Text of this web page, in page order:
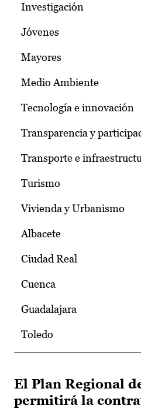
Investigación
Jóvenes
Mayores
Medio Ambiente
Tecnología e innovación
Transparencia y
Transporte e
Turismo
Vivienda y Urbanismo
Albacete
Ciudad Real
Cuenca
Guadalajara
Toledo
El Plan Regional
permitirá la